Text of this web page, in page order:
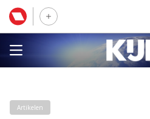
Artikelen